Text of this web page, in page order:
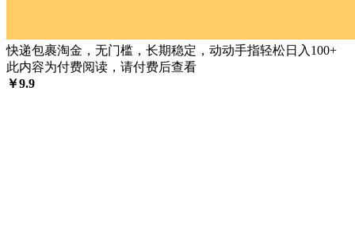
快递包裹淘金，无门槛，长期稳定，动动手指轻松日入100+
此内容为付费阅读，请付费后查看
￥9.9